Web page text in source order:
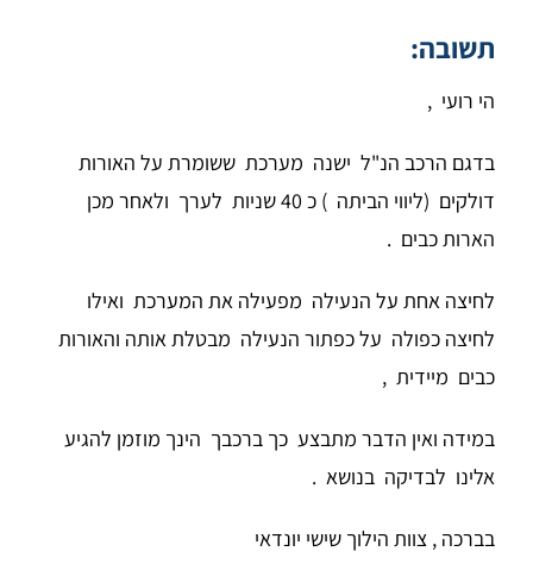
תשובה:
הי רועי ,
בדגם הרכב הנ"ל ישנה מערכת ששומרת על האורות
דולקים (ליווי הביתה ) כ 40 שניות לערך ולאחר מכן
הארות כבים .
לחיצה אחת על הנעילה מפעילה את המערכת ואילו
לחיצה כפולה על כפתור הנעילה מבטלת אותה והאורות
כבים מיידית ,
במידה ואין הדבר מתבצע כך ברכבך הינך מוזמן להגיע
אלינו לבדיקה בנושא .
בברכה , צוות הילוך שישי יונדאי